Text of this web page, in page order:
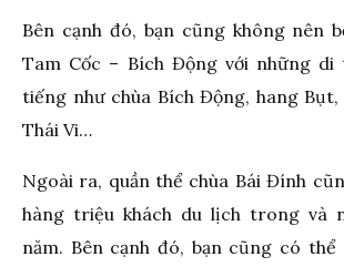
Bên cạnh đó, bạn cũng không nên
Tam Cốc – Bích Động với những
tiếng như chùa Bích Động, hang
Thái Vi…
Ngoài ra, quần thể chùa Bái Đính
hàng triệu khách du lịch trong và
năm. Bên cạnh đó, bạn cũng có thể